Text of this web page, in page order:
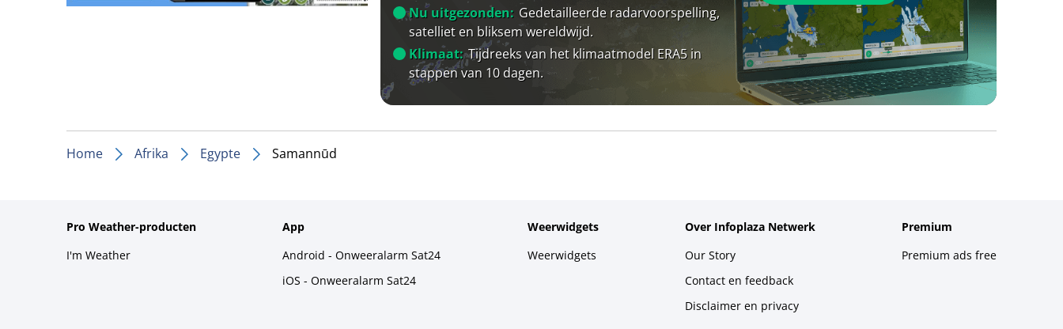
Nu uitgezonden: Gedetailleerde radarvoorspelling,
satelliet en bliksem wereldwijd.
Klimaat: Tijdreeks van het klimaatmodel ERA5 in
stappen van 10 dagen.
Home Afrika Egypte Samannūd
Pro Weather-producten
I'm Weather
App
Android - Onweeralarm Sat24
iOS - Onweeralarm Sat24
Weerwidgets
Weerwidgets
Over Infoplaza Netwerk
Our Story
Contact en feedback
Disclaimer en privacy
Premium
Premium ads free